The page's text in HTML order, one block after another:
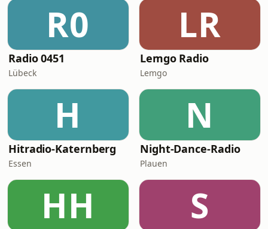
R0
Radio 0451
Lübeck
LR
Lemgo Radio
Lemgo
H
Hitradio-Katernberg
Essen
N
Night-Dance-Radio
Plauen
HH S